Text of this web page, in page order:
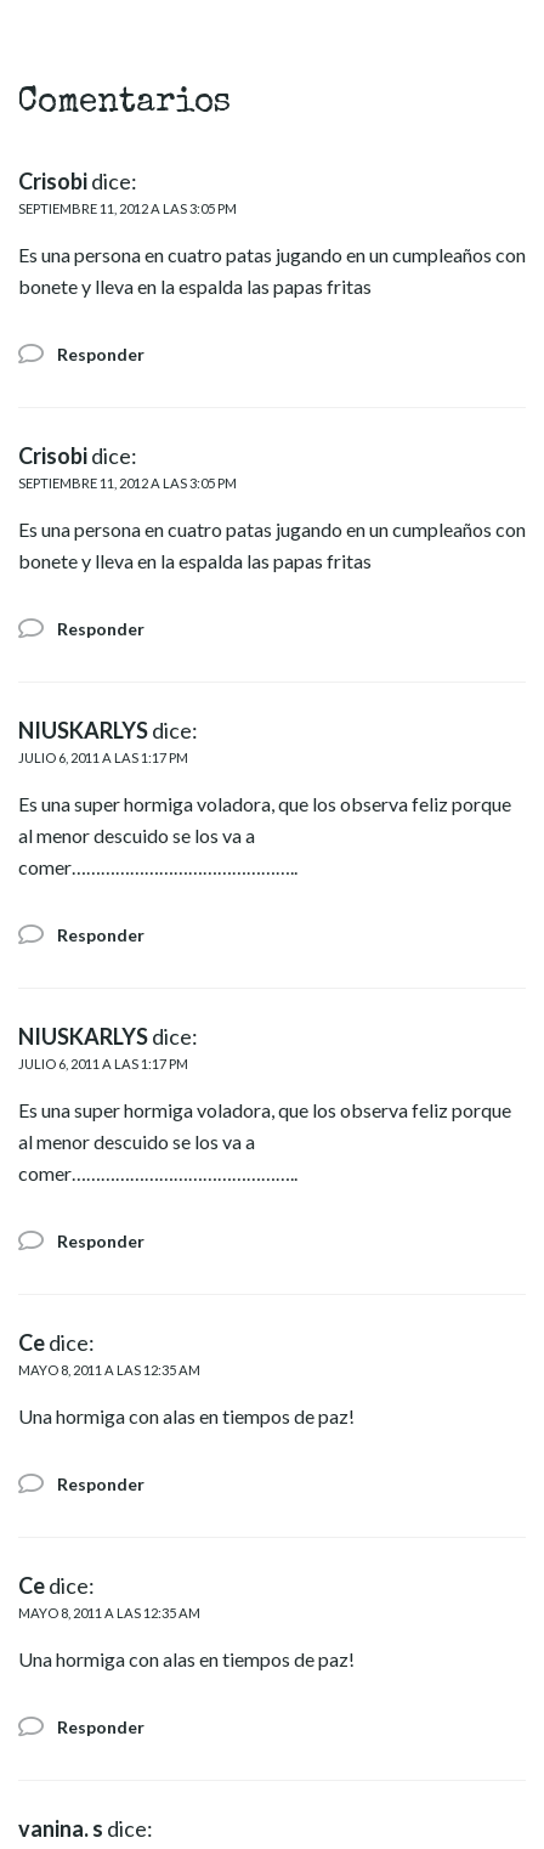
Comentarios
Crisobidice:
SEPTIEMBRE 11, 2012 A LAS 3:05 PM
Es una persona en cuatro patas jugando en un cumpleaños con
bonete y lleva en la espalda las papas fritas
Responder
Crisobidice:
SEPTIEMBRE 11, 2012 A LAS 3:05 PM
Es una persona en cuatro patas jugando en un cumpleaños con
bonete y lleva en la espalda las papas fritas
Responder
NIUSKARLYSdice:
JULIO 6, 2011 A LAS 1:17 PM
Es una super hormiga voladora, que los observa feliz porque
al menor descuido se los va a
comer………………………………………..
Responder
NIUSKARLYSdice:
JULIO 6, 2011 A LAS 1:17 PM
Es una super hormiga voladora, que los observa feliz porque
al menor descuido se los va a
comer………………………………………..
Responder
Cedice:
MAYO 8, 2011 A LAS 12:35 AM
Una hormiga con alas en tiempos de paz!
Responder
Cedice:
MAYO 8, 2011 A LAS 12:35 AM
Una hormiga con alas en tiempos de paz!
Responder
vanina. s dice: